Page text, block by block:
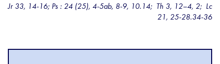
Jr 33, 14-16; Ps : 24 (25), 4-5ab, 8-9, 10.14; Th 3, 12–4, 2; Lc
21, 25-28.34-36